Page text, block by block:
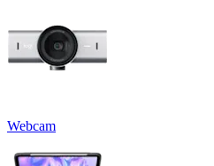
Webcam